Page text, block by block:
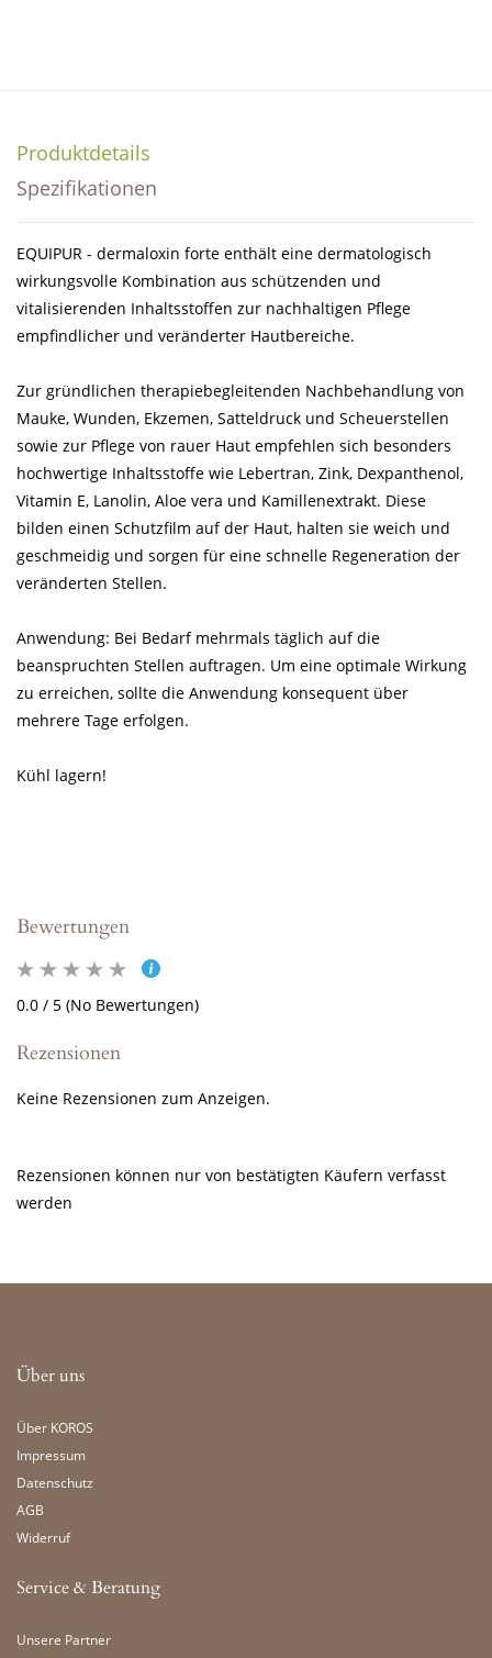
Produktdetails
Spezifikationen
EQUIPUR - dermaloxin forte enthält eine dermatologisch
wirkungsvolle Kombination aus schützenden und
vitalisierenden Inhaltsstoffen zur nachhaltigen Pflege
empfindlicher und veränderter Hautbereiche.
Zur gründlichen therapiebegleitenden Nachbehandlung von
Mauke, Wunden, Ekzemen, Satteldruck und Scheuerstellen
sowie zur Pflege von rauer Haut empfehlen sich besonders
hochwertige Inhaltsstoffe wie Lebertran, Zink, Dexpanthenol,
Vitamin E, Lanolin, Aloe vera und Kamillenextrakt. Diese
bilden einen Schutzfilm auf der Haut, halten sie weich und
geschmeidig und sorgen für eine schnelle Regeneration der
veränderten Stellen.
Anwendung: Bei Bedarf mehrmals täglich auf die
beanspruchten Stellen auftragen. Um eine optimale Wirkung
zu erreichen, sollte die Anwendung konsequent über
mehrere Tage erfolgen.
Kühl lagern!
Bewertungen
0.0 / 5 (No Bewertungen)
Rezensionen
Keine Rezensionen zum Anzeigen.
Rezensionen können nur von bestätigten Käufern verfasst
werden
Über uns
Über KOROS
Impressum
Datenschutz
AGB
Widerruf
Service & Beratung
Unsere Partner